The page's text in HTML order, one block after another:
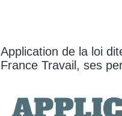
Application de la loi
France Travail, ses